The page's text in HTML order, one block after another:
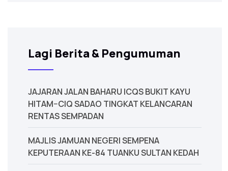
Lagi Berita & Pengumuman
JAJARAN JALAN BAHARU ICQS BUKIT KAYU
HITAM–CIQ SADAO TINGKAT KELANCARAN
RENTAS SEMPADAN
MAJLIS JAMUAN NEGERI SEMPENA
KEPUTERAAN KE-84 TUANKU SULTAN KEDAH